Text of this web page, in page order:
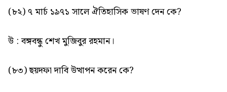
(৮২) ৭ মার্চ ১৯৭১ সালে ঐতিহাসিক ভাষণ দেন কে?
উ : বঙ্গবন্ধু শেখ মুজিবুর রহমান।
(৮৩) ছয়দফা দাবি উত্থাপন করেন কে?